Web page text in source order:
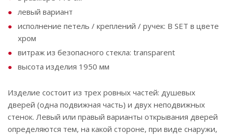
левый вариант
исполнение петель / креплений / ручек: B SET в цвете
хром
витраж из безопасного стекла: transparent
высота изделия 1950 мм
Изделие состоит из трех ровных частей: душевых
дверей (одна подвижная часть) и двух неподвижных
стенок. Левый или правый варианты открывания дверей
определяются тем, на какой стороне, при виде снаружи,